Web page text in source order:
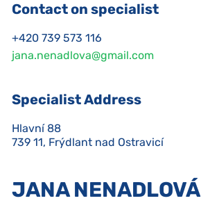
Contact on specialist
+420 739 573 116
jana.nenadlova@gmail.com
Specialist Address
Hlavní 88
739 11, Frýdlant nad Ostravicí
JANA NENADLOVÁ